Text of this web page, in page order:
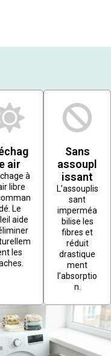
e air
à
libre
Le
aide
les
Sans
assoupl
issant
L’assouplis
sant
imperméa
bilise les
fibres et
réduit
drastique
ment
l’absorptio
n.